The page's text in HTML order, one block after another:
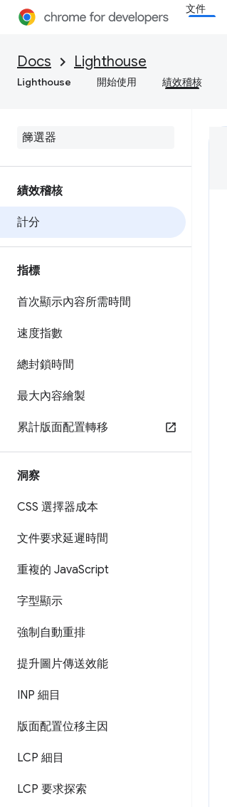
文件
Docs Lighthouse
Lighthouse 開始使用 績效稽核
績效稽核
計分
指標
首次顯示內容所需時間
速度指數
總封鎖時間
最大內容繪製
累計版面配置轉移
洞察
CSS 選擇器成本
文件要求延遲時間
重複的 JavaScript
字型顯示
強制自動重排
提升圖片傳送效能
INP 細目
版面配置位移主因
LCP 細目
LCP 要求探索